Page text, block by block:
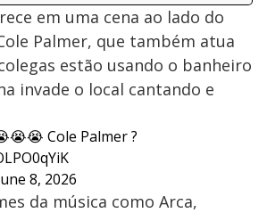
em uma cena ao lado do
Palmer, que também atua
estão usando o banheiro
invade o local cantando e
Cole Palmer ?
8, 2026
da música como Arca,